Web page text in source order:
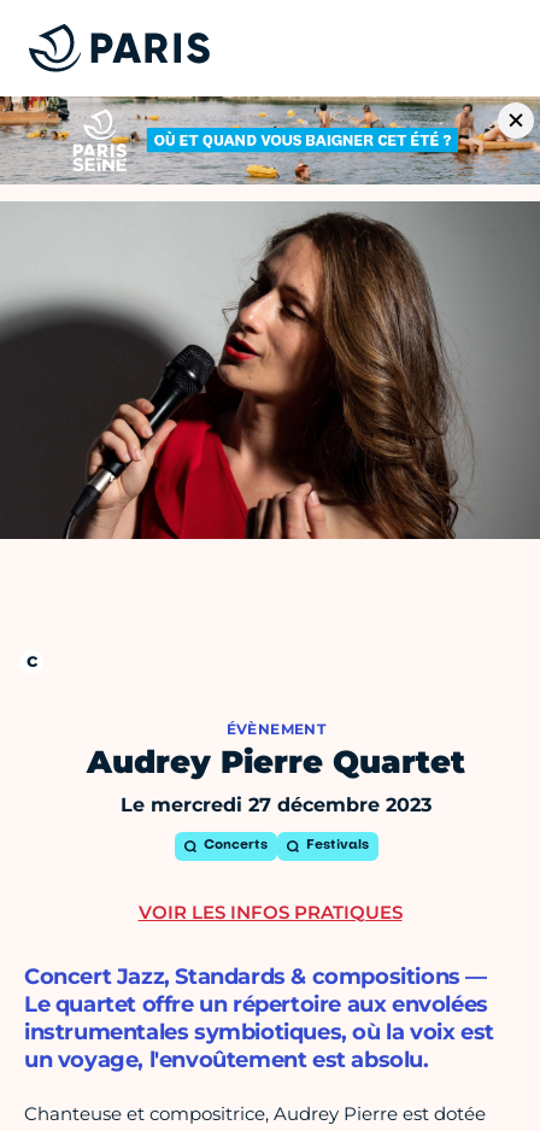
ÉVÈNEMENT
Audrey Pierre Quartet
Le mercredi 27 décembre 2023
Concerts Festivals
Concert Jazz, Standards & compositions —
Le quartet offre un répertoire aux envolées
instrumentales symbiotiques, où la voix est
un voyage, l'envoûtement est absolu.
Chanteuse et compositrice, Audrey Pierre est dotée
VOIR LES INFOS PRATIQUES